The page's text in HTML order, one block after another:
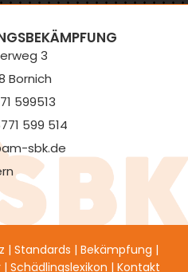
3
Bornich
599513
599 514
sbk.de
| Standards | Bekämpfung |
| Schädlingslexikon | Kontakt